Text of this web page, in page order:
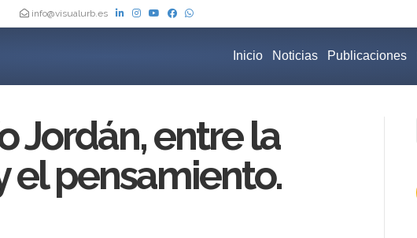
info@visualurb.es
Inicio Noticias Publicaciones
Jordán, entre la
el pensamiento.